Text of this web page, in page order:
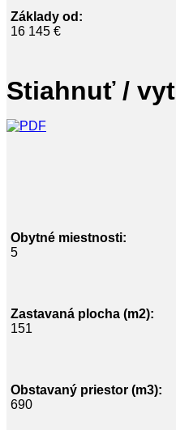
Základy od:
16 145 €
Stiahnuť /
Obytné miestnosti:
5
Zastavaná plocha (m2):
151
Obstavaný priestor (m3):
690